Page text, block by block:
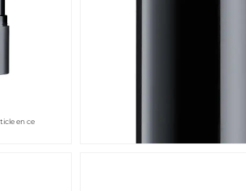
en ce